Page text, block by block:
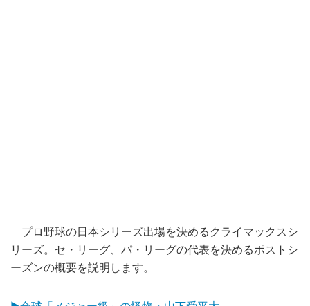
プロ野球の日本シリーズ出場を決めるクライマックスシ
リーズ。セ・リーグ、パ・リーグの代表を決めるポストシ
ーズンの概要を説明します。